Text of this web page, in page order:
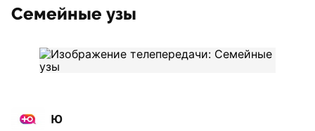
Семейные узы
Ю